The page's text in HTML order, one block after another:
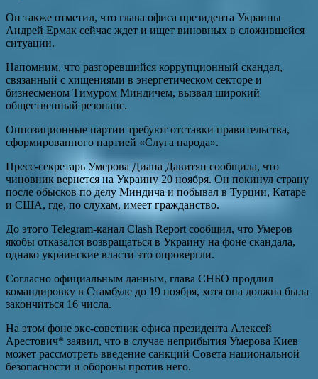
Он также отметил, что глава офиса президента Украины
Андрей Ермак сейчас ждет и ищет виновных в сложившейся
ситуации.
Напомним, что разгоревшийся коррупционный скандал,
связанный с хищениями в энергетическом секторе и
бизнесменом Тимуром Миндичем, вызвал широкий
общественный резонанс.
Оппозиционные партии требуют отставки правительства,
сформированного партией «Слуга народа».
Пресс-секретарь Умерова Диана Давитян сообщила, что
чиновник вернется на Украину 20 ноября. Он покинул страну
после обысков по делу Миндича и побывал в Турции, Катаре
и США, где, по слухам, имеет гражданство.
До этого Telegram-канал Clash Report сообщил, что Умеров
якобы отказался возвращаться в Украину на фоне скандала,
однако украинские власти это опровергли.
Согласно официальным данным, глава СНБО продлил
командировку в Стамбуле до 19 ноября, хотя она должна была
закончиться 16 числа.
На этом фоне экс-советник офиса президента Алексей
Арестович* заявил, что в случае неприбытия Умерова Киев
может рассмотреть введение санкций Совета национальной
безопасности и обороны против него.